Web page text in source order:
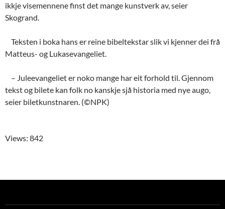
ikkje visemennene finst det mange kunstverk av, seier
Skogrand.
Teksten i boka hans er reine bibeltekstar slik vi kjenner dei frå
Matteus- og Lukasevangeliet.
– Juleevangeliet er noko mange har eit forhold til. Gjennom
tekst og bilete kan folk no kanskje sjå historia med nye augo,
seier biletkunstnaren. (©NPK)
Views: 842